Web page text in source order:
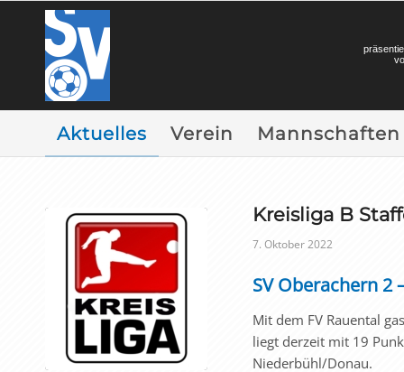
Aktuelles Verein Mannschaften
Kreisliga B
7. Oktober 2022
SV Oberachern 2
Mit dem FV Rauental
liegt derzeit mit 19
Niederbühl/Donau.